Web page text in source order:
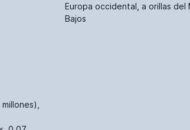
Europa occidental, a orillas
Bajos